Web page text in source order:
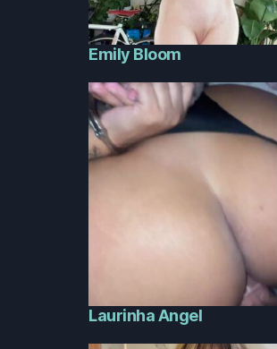
Emily Bloom
Laurinha Angel